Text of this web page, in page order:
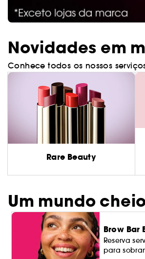
Novidades em
Conhece todos os nossos
Rare Beauty
Um mundo
Brow Bar
Reserva
para